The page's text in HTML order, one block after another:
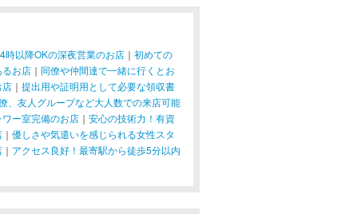
時以降OKの深夜営業のお店 ｜ 初めての
お店 ｜ 同僚や仲間達で一緒に行くとお
店 ｜ 提出用や証明用として必要な領収書
、友人グループなど大人数での来店可能
ー室完備のお店 ｜ 安心の技術力！有資
｜ 優しさや気遣いを感じられる女性スタ
｜ アクセス良好！最寄駅から徒歩5分以内